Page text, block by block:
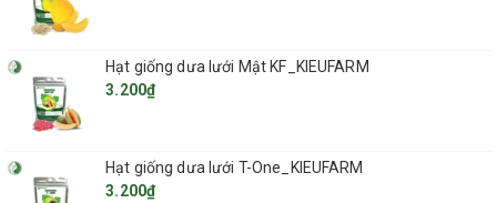
Thông số kỹ thuật như sau:
lượng 1 cuộn giao động là 5kg.
Hạt giống dưa lưới Mật KF_KIEUFARM
3.200₫
Hạt giống dưa lưới T-One_KIEUFARM
3.200₫